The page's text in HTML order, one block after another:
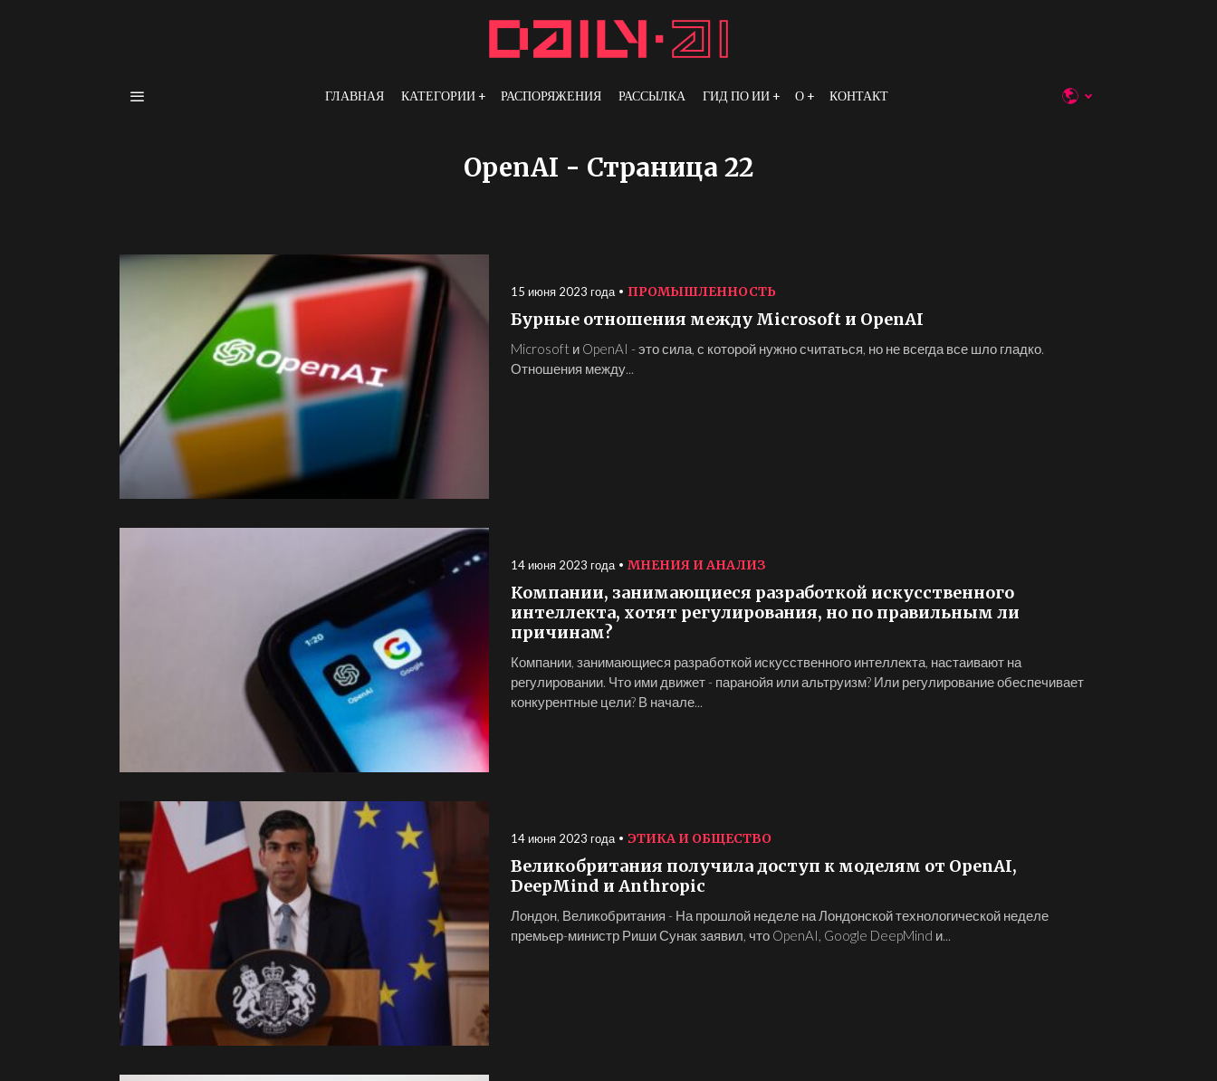
ГЛАВНАЯ КАТЕГОРИИ РАСПОРЯЖЕНИЯ РАССЫЛКА ГИД ПО ИИ О КОНТАКТ
OpenAI - Страница 22
15 июня 2023 года ПРОМЫШЛЕННОСТЬ
Бурные отношения между Microsoft и OpenAI
Microsoft и OpenAI - это сила, с которой нужно считаться, но не всегда все шло гладко.
Отношения между...
14 июня 2023 года МНЕНИЯ И АНАЛИЗ
Компании, занимающиеся разработкой искусственного
интеллекта, хотят регулирования, но по правильным ли
причинам?
Компании, занимающиеся разработкой искусственного интеллекта, настаивают на
регулировании. Что ими движет - паранойя или альтруизм? Или регулирование обеспечивает
конкурентные цели? В начале...
14 июня 2023 года ЭТИКА И ОБЩЕСТВО
Великобритания получила доступ к моделям от OpenAI,
DeepMind и Anthropic
Лондон, Великобритания - На прошлой неделе на Лондонской технологической неделе
премьер-министр Риши Сунак заявил, что OpenAI, Google DeepMind и...